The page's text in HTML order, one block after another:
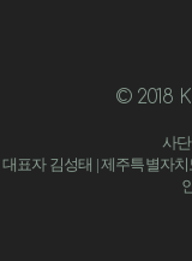
© 2018
사
대표자 김성태 | 제주특별자치